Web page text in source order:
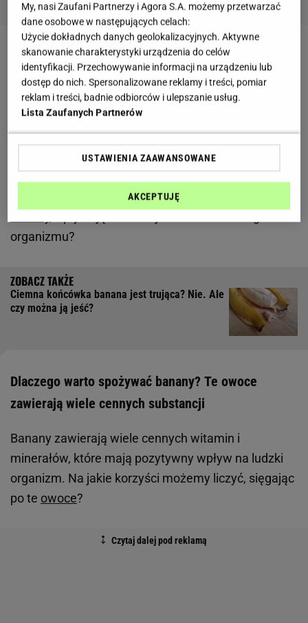
Zobacz wideoTego na pewno nie wiecie o
bananach! [Pracownia Bronka]
Bananysą owocami tropikalnymi, a z botanicznego
punktu widzenia należą do kategorii jagód (tak, jak
np. pomidory). Ich spożywanie niesie za sobą szereg
włączać ich do swojej diety. Jak
organizmu?
Ciemna końcówka banana jest trująca? Nie. Ale
czy można ją jeść?
Dlaczego warto spożywać banany? Te owoce
zawierają wiele cennych substancji
Banany zawierają wiele cennych witamin i
minerałów, które mają pozytywny wpływ na ludzki
organizm. Na jakie korzyści możemy liczyć, sięgając
po te owoce?
My, nasi Zaufani Partnerzy i Agora S.A. możemy przetwarzać
dane osobowe w następujących celach:
Użycie dokładnych danych geolokalizacyjnych. Aktywne
skanowanie charakterystyki urządzenia do celów
identyfikacji. Przechowywanie informacji na urządzeniu lub
dostęp do nich. Spersonalizowane reklamy i treści, pomiar
reklam i treści, badnie odbiorców i ulepszanie usług.
Lista Zaufanych Partnerów
USTAWIENIA ZAAWANSOWANE
AKCEPTUJĘ